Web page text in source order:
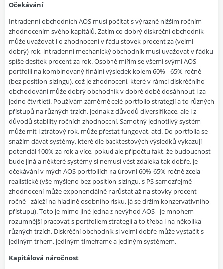
Očekávání
Intradenní obchodních AOS musí počítat s výrazně nižším ročním
zhodnocením svého kapitálů. Zatím co dobrý diskréční obchodník
může uvažovat i o zhodnocení v řádu stovek procent za (velmi
dobrý) rok, intradenní mechanický obchodník musí uvažovat v řádku
spíše desítek procent za rok. Osobně mířím se všemi svými AOS
portfolii na kombinovaný finální výsledek kolem 60% - 65% ročně
(bez position-sizingu), což je zhodnocení, které v rámci diskréčního
obchodování může dobrý obchodník v dobré době dosáhnout i za
jedno čtvrtletí. Používám záměrně celé portfolio strategií a to různých
přístupů na různých trzích, jednak z důvodů diversifikace, ale i z
důvodů stability ročních zhodnocení. Samotný jednotlivý systém
může mít i ztrátový rok, může přestat fungovat, atd. Do portfolia se
snažím dávat systémy, které dle backtestových výsledků vykazují
potenciál 100% za rok a více, pokud ale připočtu fakt, že budoucnost
bude jiná a některé systémy si nemusí vést zdaleka tak dobře, je
očekávání v mých AOS portfoliích na úrovni 60%-65% ročně zcela
realistické (vše myšleno bez position-sizingu, s PS samozřejmě
zhodnocení může exponenciálně narůstat až na stovky procent
ročně - záleží na hladině osobního risku, já se držím konzervativního
přístupu). Toto je mimo jiné jedna z nevýhod AOS - je mnohem
rozumnější pracovat s portfoliem strategií a to třeba i na několika
různých trzích. Diskréční obchodník si velmi dobře může vystačit s
jediným trhem, jediným timeframe a jediným systémem.
Kapitálová náročnost